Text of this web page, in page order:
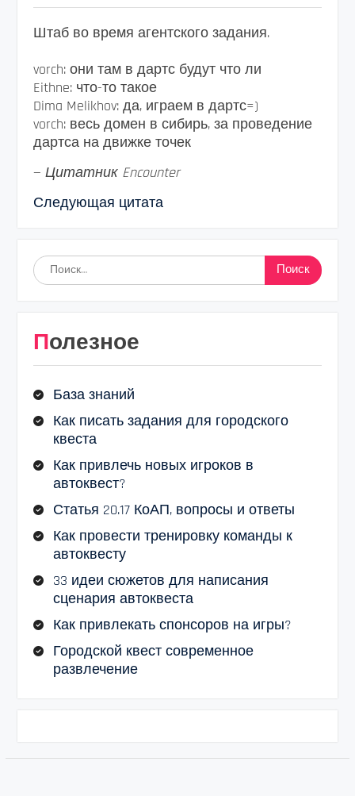
Штаб во время агентского задания.
vorch: они там в дартс будут что ли
Eithne: что-то такое
Dima Melikhov: да, играем в дартс=)
vorch: весь домен в сибирь, за проведение
дартса на движке точек
— Цитатник Encounter
Следующая цитата
Найти:
Полезное
База знаний
Как писать задания для городского
квеста
Как привлечь новых игроков в
автоквест?
Статья 20.17 КоАП, вопросы и ответы
Как провести тренировку команды к
автоквесту
33 идеи сюжетов для написания
сценария автоквеста
Как привлекать спонсоров на игры?
Городской квест современное
развлечение